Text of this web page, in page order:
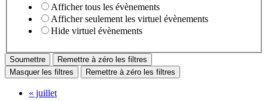
Afficher tous les évènements
Afficher seulement les virtuel évènements
Hide virtuel évènements
Remettre à zéro les filtres
Masquer les filtres
Remettre à zéro les filtres
« juillet